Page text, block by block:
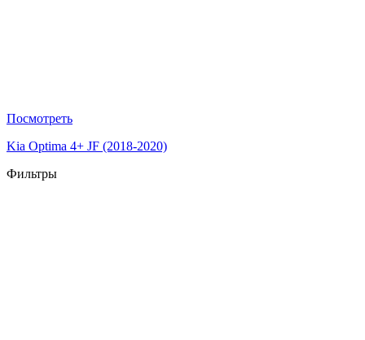
Посмотреть
Kia Optima 4+ JF (2018-2020)
Фильтры